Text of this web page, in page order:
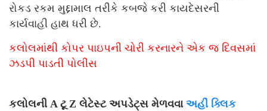
રોકડ રકમ મુદ્દામાલ તરીકે કબજે કરી કાયદેસરની
કાર્યવાહી હાથ ધરી છે.
કલોલમાંથી કોપર પાઇપની ચોરી કરનારને એક જ દિવસમાં
ઝડપી પાડતી પોલીસ
કલોલની A ટૂ Z લેટેસ્ટ અપડેટ્સ મેળવવા અહીં ક્લિક